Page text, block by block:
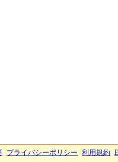
プライバシーポリシー 利用規約